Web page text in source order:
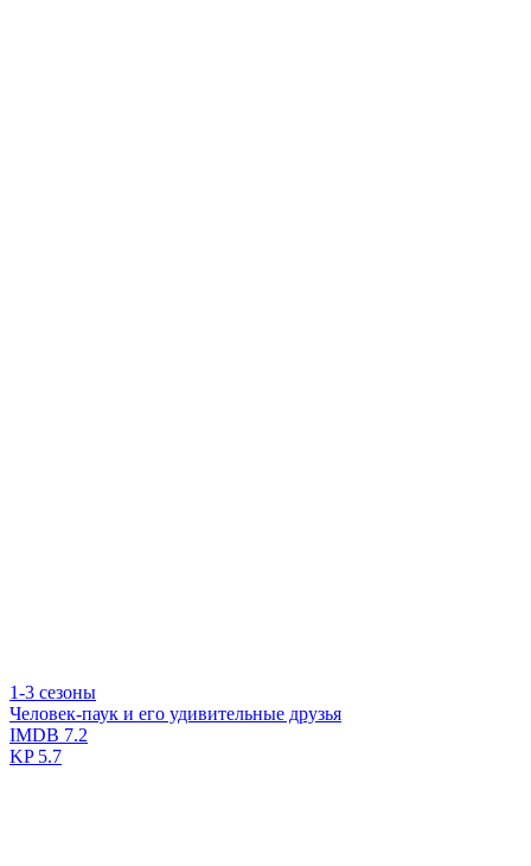
1-3 сезоны
Человек-паук и его удивительные друзья
IMDB 7.2
KP5.7